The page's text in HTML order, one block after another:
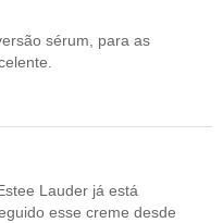
sérum, para as
Lauder já está
esse creme desde